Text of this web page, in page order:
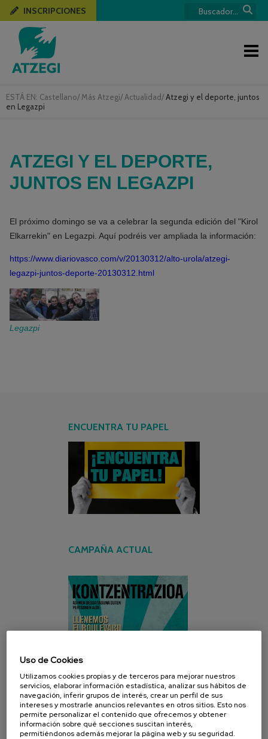
ESTÁ EN: Castellano/ Más Atzegi/ Actualidad/Atzegi y el deporte, juntos
en Legazpi
INSCRIPCIONES
ATZEGI Y EL DEPORTE,
JUNTOS EN LEGAZPI
El próximo domingo se va a celebrar la segunda edición del "Kirol
Elkarrekin" en Legazpi. Aquí podréis ver ampliada la información:
https://www.diariovasco.com/v/20130312/alto-urola/atzegi-
legazpi-juntos-deporte-20130312.html
Legazpi
ENCUENTRA TU PAPEL
CAMPAÑA ACTUAL
Uso de Cookies
Utilizamos cookies propias y de terceros para mejorar nuestros
servicios, elaborar información estadística, analizar sus hábitos de
navegación, inferir grupos de interés, crear un perfil de sus
intereses y mostrarle anuncios relevantes en otros sitios. Esto nos
permite personalizar el contenido que ofrecemos y obtener
información sobre qué secciones suscitan interés,
permitiéndonos además mejorar la página web y su seguridad.